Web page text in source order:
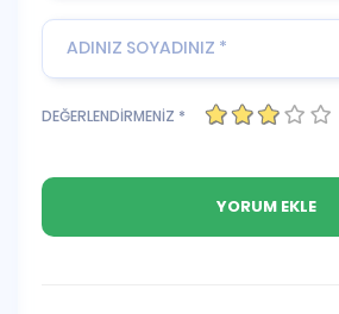
DEĞERLENDİRMENİZ *